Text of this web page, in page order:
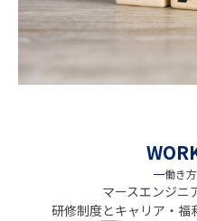
働き
マースエンジニ
研修制度とキャリア・福